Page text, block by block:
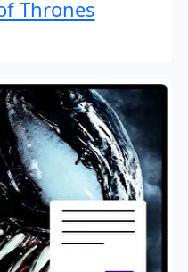
Thrones